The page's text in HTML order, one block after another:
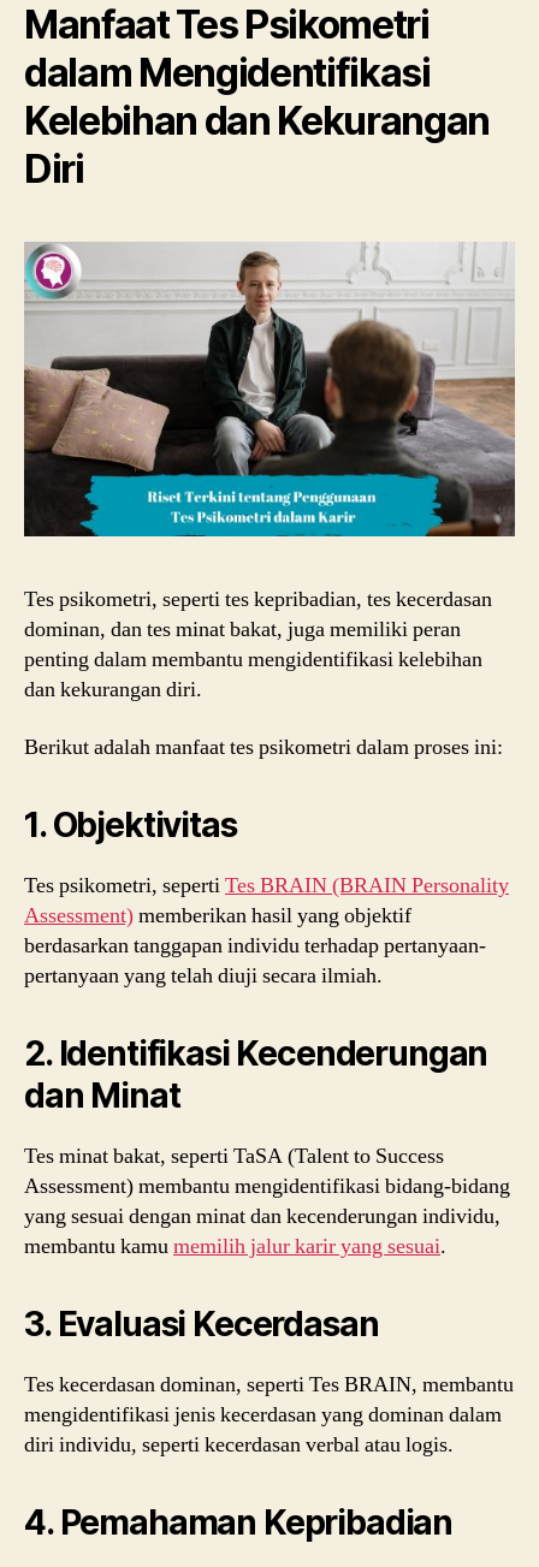
Manfaat Tes Psikometri
dalam Mengidentifikasi
Kelebihan dan Kekurangan
Diri
Tes psikometri, seperti tes kepribadian, tes kecerdasan
dominan, dan tes minat bakat, juga memiliki peran
penting dalam membantu mengidentifikasi kelebihan
dan kekurangan diri.
Berikut adalah manfaat tes psikometri dalam proses ini:
1. Objektivitas
Tes psikometri, sepertiTes BRAIN (BRAIN Personality
Assessment)memberikan hasil yang objektif
berdasarkan tanggapan individu terhadap pertanyaan-
pertanyaan yang telah diuji secara ilmiah.
2. Identifikasi Kecenderungan
dan Minat
Tes minat bakat, seperti TaSA (Talent to Success
Assessment) membantu mengidentifikasi bidang-bidang
yang sesuai dengan minat dan kecenderungan individu,
membantu kamumemilih jalur karir yang sesuai.
3. Evaluasi Kecerdasan
Tes kecerdasan dominan, seperti Tes BRAIN, membantu
mengidentifikasi jenis kecerdasan yang dominan dalam
diri individu, seperti kecerdasan verbal atau logis.
4. Pemahaman Kepribadian